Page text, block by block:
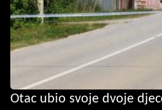
Otac ubio svoje dvoje